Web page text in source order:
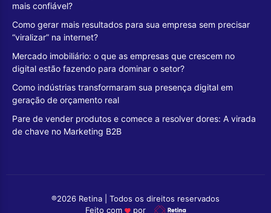
mais confiável?
Como gerar mais resultados para sua empresa sem precisar
“viralizar” na internet?
Mercado imobiliário: o que as empresas que crescem no
digital estão fazendo para dominar o setor?
Como indústrias transformaram sua presença digital em
geração de orçamento real
Pare de vender produtos e comece a resolver dores: A virada
de chave no Marketing B2B
®2026 Retina | Todos os direitos reservados
Feito com
por